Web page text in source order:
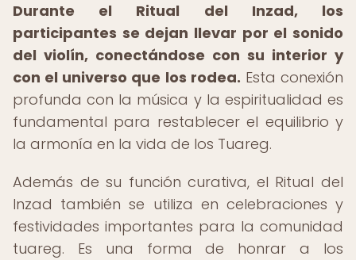
Durante el Ritual del Inzad, los
participantes se dejan llevar por el sonido
del violín, conectándose con su interior y
con el universo que los rodea. Esta conexión
profunda con la música y la espiritualidad es
fundamental para restablecer el equilibrio y
la armonía en la vida de los Tuareg.
Además de su función curativa, el Ritual del
Inzad también se utiliza en celebraciones y
festividades importantes para la comunidad
tuareg. Es una forma de honrar a los